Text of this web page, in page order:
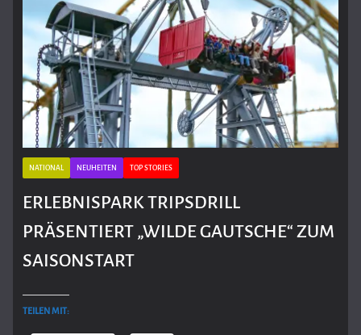
NATIONAL NEUHEITEN TOP STORIES
ERLEBNISPARK TRIPSDRILL
PRÄSENTIERT „WILDE GAUTSCHE“ ZUM
SAISONSTART
TEILEN MIT: